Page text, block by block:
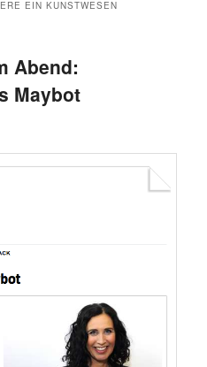
EIN KUNSTWESEN
Abend:
Maybot